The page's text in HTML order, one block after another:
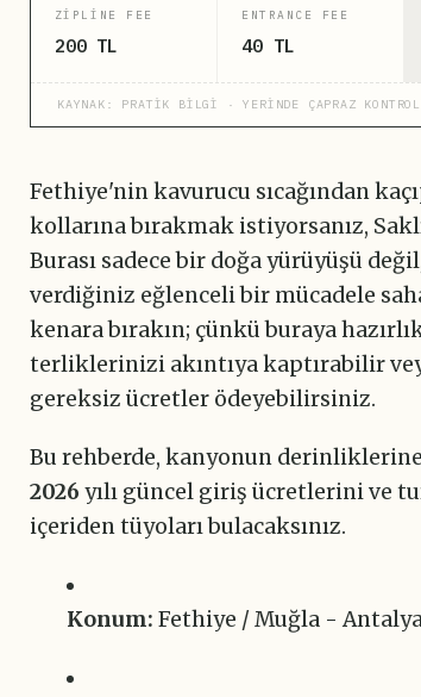
ZIPLINE FEE
200 TL
ENTRANCE FEE
40 TL
KAYNAK: PRATİK BİLGİ · YERİNDE ÇAPRAZ
Fethiye'nin kavurucu sıcağından
kollarına bırakmak istiyorsanız,
Burası sadece bir doğa yürüyüşü
verdiğiniz eğlenceli bir mücadele
kenara bırakın; çünkü buraya
terliklerinizi akıntıya kaptırabilir
gereksiz ücretler ödeyebilirsiniz.
Bu rehberde, kanyonun
2026 yılı güncel giriş ücretlerini ve
içeriden tüyoları bulacaksınız.
Konum: Fethiye / Muğla - Antalya